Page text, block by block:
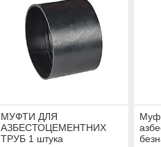
МУФТИ ДЛЯ
АЗБЕСТОЦЕМЕНТНИХ
ТРУБ 1 штука